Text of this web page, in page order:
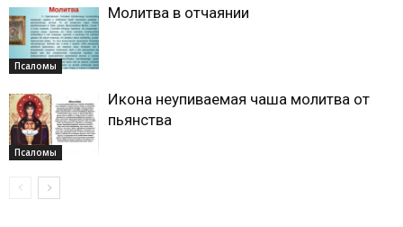
Псаломы
Молитва в отчаянии
Псаломы
Икона неупиваемая чаша молитва от
пьянства